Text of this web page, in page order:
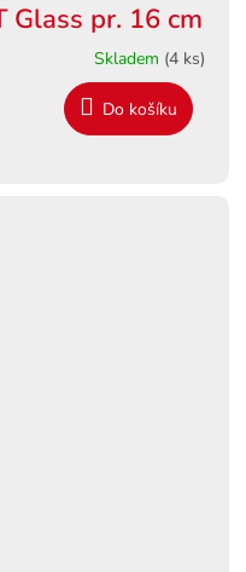
Glass pr. 16 cm
Skladem (4 ks)
Do košíku